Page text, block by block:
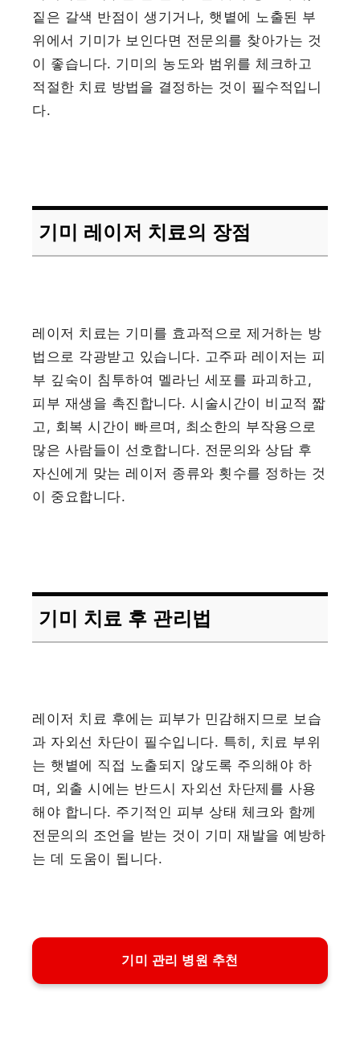
짙은 갈색 반점이 생기거나, 햇볕에 노출된 부
위에서 기미가 보인다면 전문의를 찾아가는 것
이 좋습니다. 기미의 농도와 범위를 체크하고
적절한 치료 방법을 결정하는 것이 필수적입니
다.
기미 레이저 치료의 장점
레이저 치료는 기미를 효과적으로 제거하는 방
법으로 각광받고 있습니다. 고주파 레이저는 피
부 깊숙이 침투하여 멜라닌 세포를 파괴하고,
피부 재생을 촉진합니다. 시술시간이 비교적 짧
고, 회복 시간이 빠르며, 최소한의 부작용으로
많은 사람들이 선호합니다. 전문의와 상담 후
자신에게 맞는 레이저 종류와 횟수를 정하는 것
이 중요합니다.
기미 치료 후 관리법
레이저 치료 후에는 피부가 민감해지므로 보습
과 자외선 차단이 필수입니다. 특히, 치료 부위
는 햇볕에 직접 노출되지 않도록 주의해야 하
며, 외출 시에는 반드시 자외선 차단제를 사용
해야 합니다. 주기적인 피부 상태 체크와 함께
전문의의 조언을 받는 것이 기미 재발을 예방하
는 데 도움이 됩니다.
기미 관리 병원 추천